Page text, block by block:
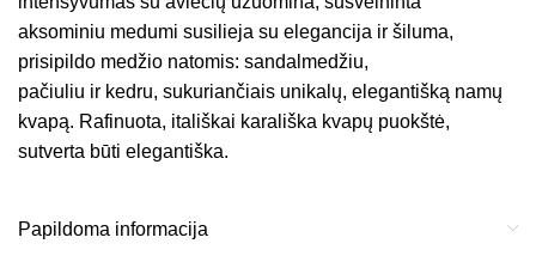
aksominiu medumi susilieja su elegancija ir šiluma,
prisipildo medžio natomis: sandalmedžiu,
pačiuliu ir kedru, sukuriančiais unikalų, elegantišką namų
kvapą. Rafinuota, itališkai karališka kvapų puokštė,
sutverta būti elegantiška.
Papildoma informacija